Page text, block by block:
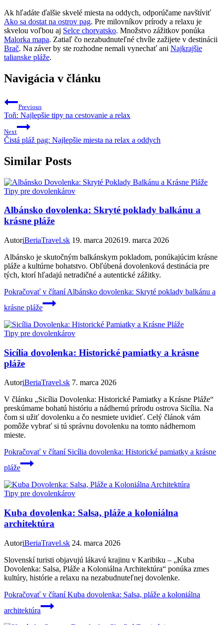
Ak hľadáte ďalšie skvelé miesta na oddych, odporúčame navštíviť
Ako sa dostat na ostrov pag. Pre milovníkov prírody a relaxu je
skvelou voľbou aj Selce chorvatsko. Množstvo zážitkov ponúka
Malorka mapa. Zatiaľ čo nezabudnuteľné chvíle zažijete v destinácii
Brač. Na záver by ste rozhodne nemali vynechať ani Najkrajšie
talianske pláže.
Navigácia v článku
Previous
Toň: Najlepšie tipy na cestovanie a relax
Next
Čistá pláž pag: Najlepšie miesta na relax a oddych
Similar Posts
Tipy pre dovolenkárov
Albánsko dovolenka: Skryté poklady balkánu a
krásne pláže
AutoriBeriaTravel.sk 19. marca 202619. marca 2026
Albánsko je skutočným balkánskym pokladom, ponúkajúcim krásne
pláže a kultúrne bohatstvo. Obľúbená dovolenková destinácia pre
tých, ktorí hľadajú netradičné a autentické zážitky.
Pokračovať v čítaníAlbánsko dovolenka: Skryté poklady balkánu a
krásne pláže
Tipy pre dovolenkárov
Sicília dovolenka: Historické pamiatky a krásne
pláže
AutoriBeriaTravel.sk 7. marca 2026
V článku „Sicília Dovolenka: Historické Pamiatky a Krásne Pláže“
preskúmame bohatú históriu a nádhernú prírodu ostrova Sicília. Na
čom si užiť dovolenku a čo nesmiete uvidieť. Celý článok vám
pomôže vybrať si tú správnu dovolenku na tomto nádhernom
mieste.
Pokračovať v čítaníSicília dovolenka: Historické pamiatky a krásne
pláže
Tipy pre dovolenkárov
Kuba dovolenka: Salsa, pláže a koloniálna
architektúra
AutoriBeriaTravel.sk 24. marca 2026
Slovenskí turisti objavujú lákavú krajinu v Karibiku – „Kuba
Dovolenka: Salsa, Pláže a Koloniálna Architektúra“ ponúka zmes
kultúry, histórie a relaxu na nezabudnuteľnej dovolenke.
Pokračovať v čítaníKuba dovolenka: Salsa, pláže a koloniálna
architektúra